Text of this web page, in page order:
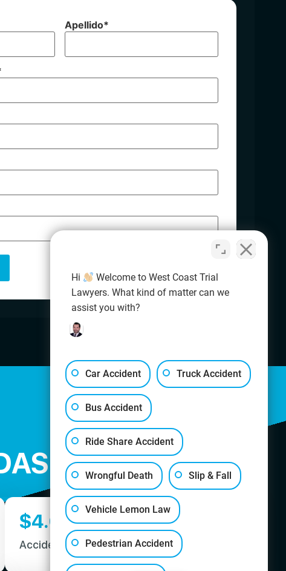
Apellido*
Accidente Peatonal
$4.02M
Hi
Welcome to West Coast Trial
Lawyers. What kind of matter can we
assist you with?
Car Accident Truck Accident
Bus Accident
Ride Share Accident
Wrongful Death Slip & Fall
Vehicle Lemon Law
Pedestrian Accident